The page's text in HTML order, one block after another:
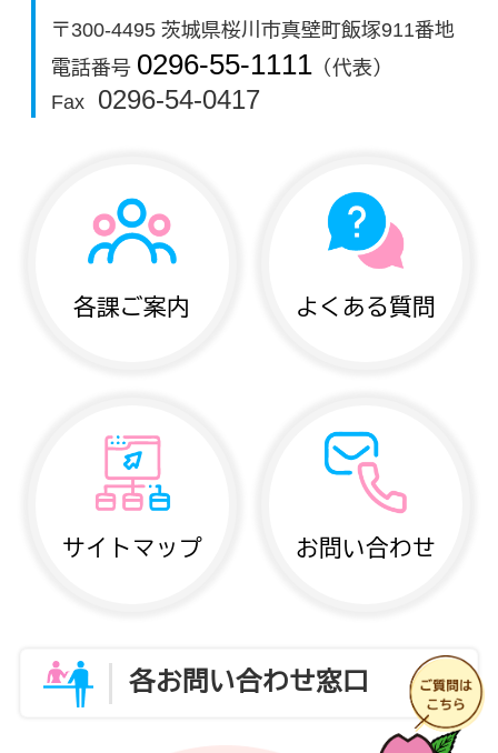
〒300-4495 茨城県桜川市真壁町飯塚911番地
電話番号 0296-55-1111 （代表）
Fax
0296-54-0417
各課ご案内 よくある質問
サイトマップ お問い合わせ
各お問い合わせ窓口